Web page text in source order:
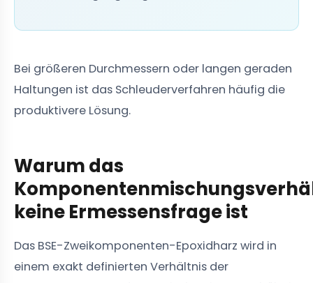
Bei größeren Durchmessern oder langen geraden
Haltungen ist das Schleuderverfahren häufig die
produktivere Lösung.
Warum das
keine Ermessensfrage ist
Das BSE-Zweikomponenten-Epoxidharz wird in
einem exakt definierten Verhältnis der